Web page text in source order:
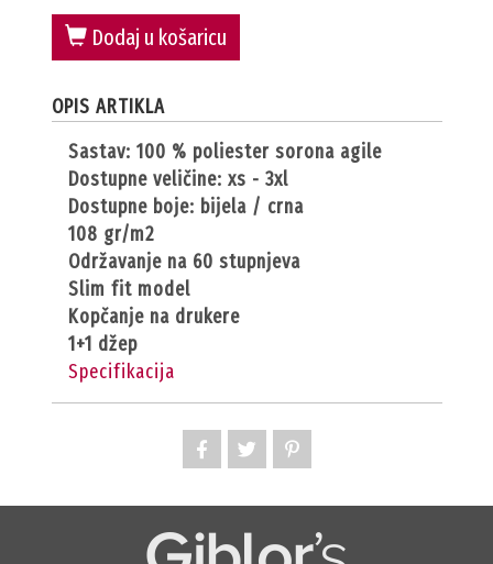
Dodaj u košaricu
OPIS ARTIKLA
sastav: 100 % poliester sorona agile
dostupne veličine: xs - 3xl
dostupne boje: bijela / crna
108 gr/m2
održavanje na 60 stupnjeva
slim fit model
kopčanje na drukere
1+1 džep
Specifikacija